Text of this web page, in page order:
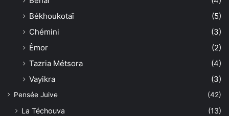
Békhoukotaï
(5)
Chémini
(3)
Êmor
(2)
Tazria Métsora
(4)
Vayikra
(3)
Pensée Juive (42)
La Téchouva
(13)